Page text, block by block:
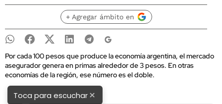
+ Agregar ámbito en
Por cada 100 pesos que produce la economía argentina, el mercado
asegurador genera en primas alrededor de 3 pesos. En otras
economías de la región, ese número es el doble.
Toca para escuchar×